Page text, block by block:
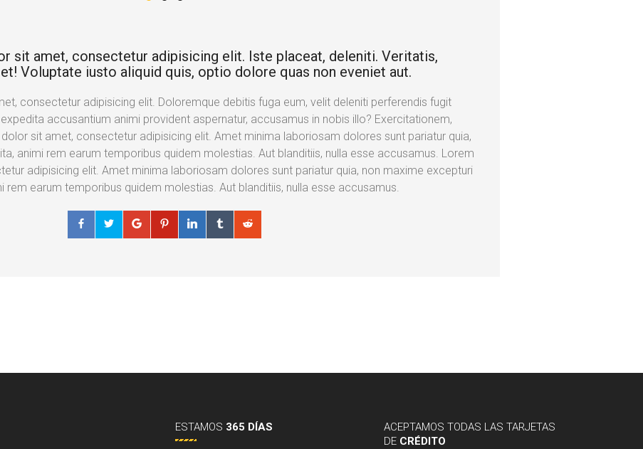
sit amet, consectetur adipisicing elit. Iste placeat, deleniti. Veritatis,
Voluptate iusto aliquid quis, optio dolore quas non eveniet aut.
consectetur adipisicing elit. Doloremque debitis fuga eum, velit deleniti perferendis fugit
accusantium animi provident aspernatur, accusamus in nobis illo? Exercitationem,
sit amet, consectetur adipisicing elit. Amet minima laboriosam dolores sunt pariatur quia,
animi rem earum temporibus quidem molestias. Aut blanditiis, nulla esse accusamus. Lorem
adipisicing elit. Amet minima laboriosam dolores sunt pariatur quia, non maxime excepturi
rem earum temporibus quidem molestias. Aut blanditiis, nulla esse accusamus.
ESTAMOS 365 DÍAS ACEPTAMOS TODAS LAS TARJETAS
DE CRÉDITO